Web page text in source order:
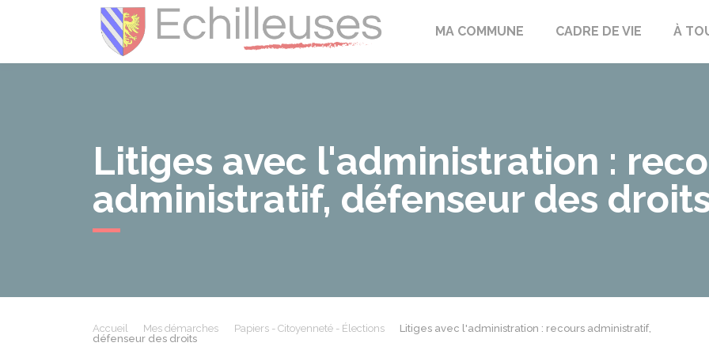
ÉchilleusesMA COMMUNE CADRE DE VIE À
Litiges avec l'administration :
administratif, défenseur des
Accueil Mes démarches Papiers - Citoyenneté - Élections
Litiges avec l'administration : recours administratif,
défenseur des droits